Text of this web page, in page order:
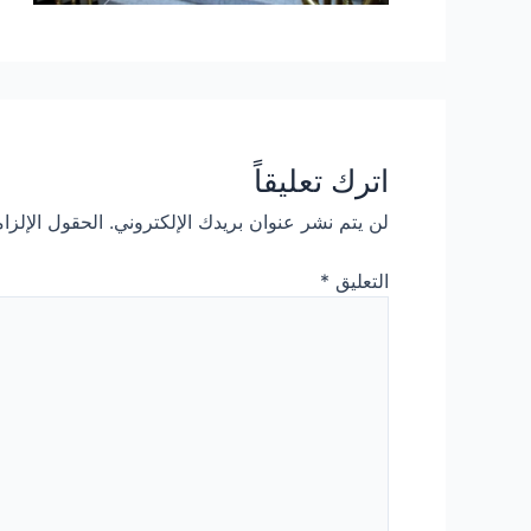
اترك تعليقاً
لن يتم نشر عنوان بريدك الإلكتروني. الحقول
التعليق *